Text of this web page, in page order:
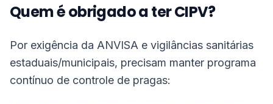
Quem é obrigado a ter CIPV?
Por exigência da ANVISA e vigilâncias sanitárias
estaduais/municipais, precisam manter programa
contínuo de controle de pragas: